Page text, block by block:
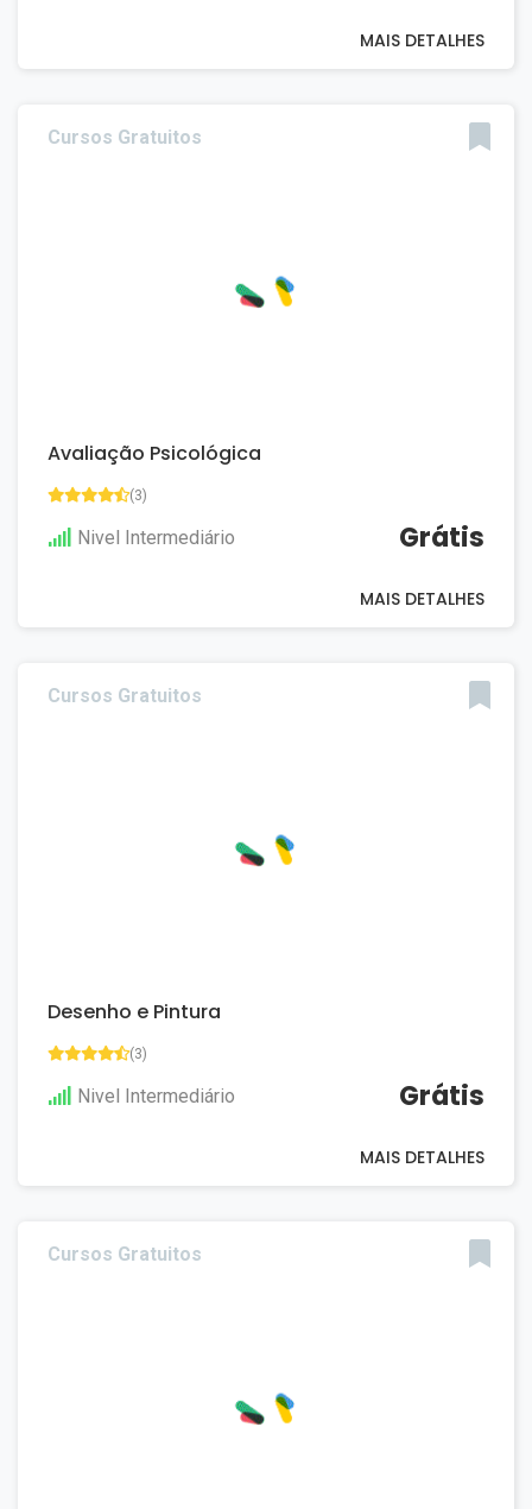
MAIS DETALHES
Cursos Gratuitos
Avaliação Psicológica
(3)
Nivel Intermediário Grátis
MAIS DETALHES
Cursos Gratuitos
Desenho e Pintura
(3)
Nivel Intermediário Grátis
MAIS DETALHES
Cursos Gratuitos